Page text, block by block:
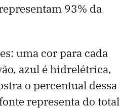
93% da
uma cor para cada
azul é hidrelétrica,
o percentual dessa
representa do total